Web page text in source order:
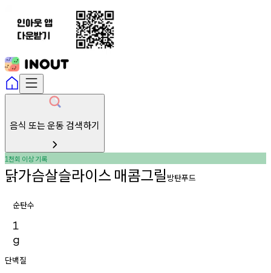
음식 또는 운동 검색하기
1천회 이상기록
닭가슴살슬라이스 매콤그릴 방탄푸드
순탄수
1
g
단백질